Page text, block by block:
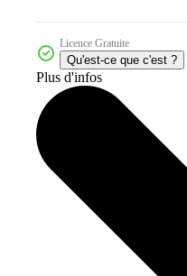
Licence Gratuite
Qu'est-ce que c'est ?
Plus d'infos